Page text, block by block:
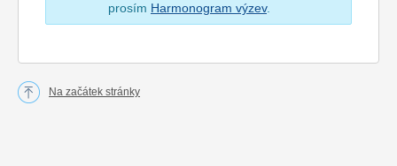
prosím Harmonogram výzev.
Na začátek stránky